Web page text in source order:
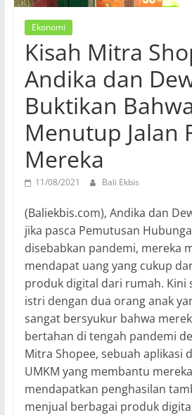
Ekonomi
Kisah Mitra
Andika dan
Buktikan
Menutup Jalan
Mereka
11/08/2021 Bali Ekbis
(Baliekbis.com), Andika dan
jika pasca Pemutusan
disebabkan pandemi, mereka
mendapat uang yang cukup
produk digital dari rumah. Kini
istri dengan dua orang anak
sangat bersyukur bahwa
bertahan di tengah pandemi
Mitra Shopee, sebuah aplikasi
UMKM yang membantu
mendapatkan penghasilan
menjual berbagai produk